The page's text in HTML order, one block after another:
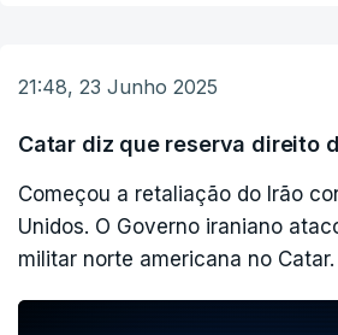
de inspeções e o envio de
deverão ficar suspensos
das instalações nucleares não
21:48, 23 Junho 2025
Catar diz que reserva direito
Começou a retaliação do Irão
Unidos. O Governo iraniano
militar norte americana no Catar.